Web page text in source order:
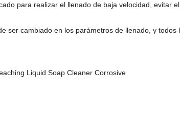
para realizar el llenado de baja velocidad, evitar
ser cambiado en los parámetros de llenado, y